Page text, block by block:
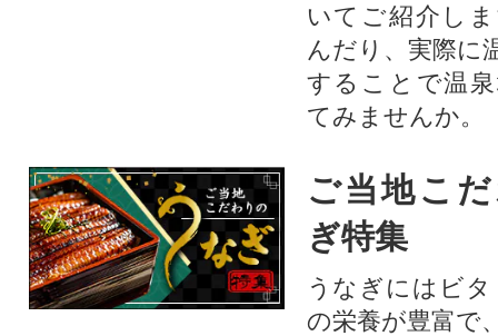
いてご紹介し
んだり、実際に
することで温
てみませんか。
ご当地こ
ぎ特集
うなぎにはビ
の栄養が豊富で